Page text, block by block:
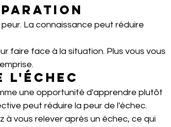
La connaissance peut réduire
faire face à la situation. Plus vous vous
l'échec
une opportunité d'apprendre plutôt
peut réduire la peur de l'échec.
à vous relever après un échec, ce qui